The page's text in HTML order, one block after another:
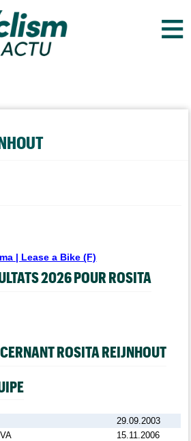
≡
| Lease a Bike (F)
2026 POUR ROSITA
ROSITA REIJNHOUT
29.09.2003
15.11.2006